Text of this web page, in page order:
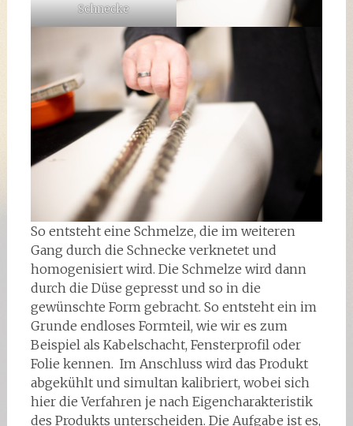
Schnecke
So entsteht eine Schmelze, die im weiteren
Gang durch die Schnecke verknetet und
homogenisiert wird. Die Schmelze wird dann
durch die Düse gepresst und so in die
gewünschte Form gebracht. So entsteht ein im
Grunde endloses Formteil, wie wir es zum
Beispiel als Kabelschacht, Fensterprofil oder
Folie kennen. Im Anschluss wird das Produkt
abgekühlt und simultan kalibriert, wobei sich
hier die Verfahren je nach Eigencharakteristik
des Produkts unterscheiden. Die Aufgabe ist es,